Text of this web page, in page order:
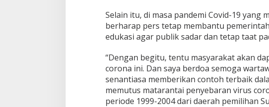
Selain itu, di masa pandemi Covid-19 yang
berharap pers tetap membantu
edukasi agar publik sadar dan tetap taat
“Dengan begitu, tentu masyarakat akan
corona ini. Dan saya berdoa semoga
senantiasa memberikan contoh terbaik
memutus matarantai penyebaran virus
periode 1999-2004 dari daerah pemilihan